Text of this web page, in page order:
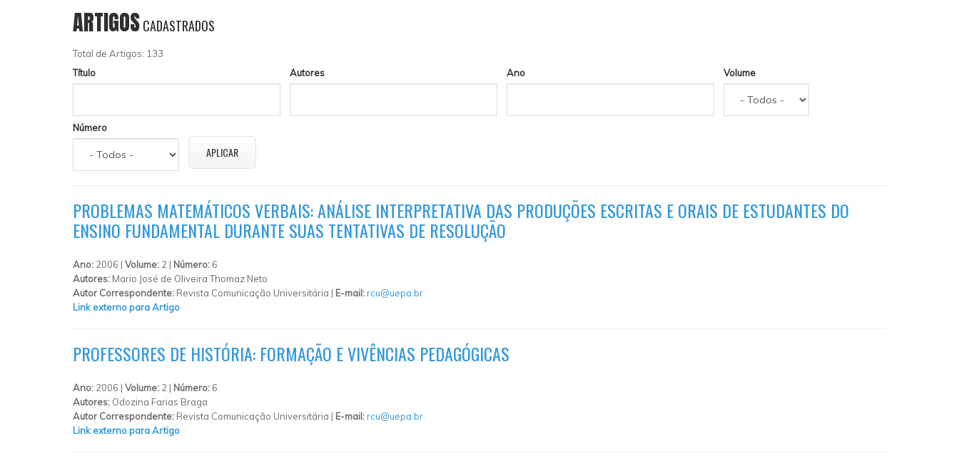
ARTIGOSCADASTRADOS
Total de Artigos: 133
Título
Autores Ano Volume
Número
PROBLEMAS MATEMÁTICOS VERBAIS: ANÁLISE INTERPRETATIVA DAS PRODUÇÕES ESCRITAS E ORAIS DE ESTUDANTES DO
ENSINO FUNDAMENTAL DURANTE SUAS TENTATIVAS DE RESOLUÇÃO
Ano: 2006 | Volume: 2 | Número: 6
Autores: Mario José de Oliveira Thomaz Neto
Autor Correspondente: Revista Comunicação Universitária | E-mail:rcu@uepa.br
Link externo para Artigo
PROFESSORES DE HISTÓRIA: FORMAÇÃO E VIVÊNCIAS PEDAGÓGICAS
Ano: 2006 | Volume: 2 | Número: 6
Autores: Odozina Farias Braga
Autor Correspondente: Revista Comunicação Universitária | E-mail:rcu@uepa.br
Link externo para Artigo